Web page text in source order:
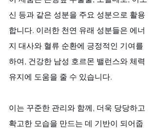
신 등과 같은 성분을 주요 성분으로 활용
합니다. 이러한 천연 유래 성분들은 에너
지 대사와 혈류 순환에 긍정적인 기여를
하여, 건강한 남성 호르몬 밸런스와 체력
유지에 도움을 줄 수 있습니다.
이는 꾸준한 관리와 함께, 더욱 당당하고
확고한 모습을 만드는 데 기반이 되어줍